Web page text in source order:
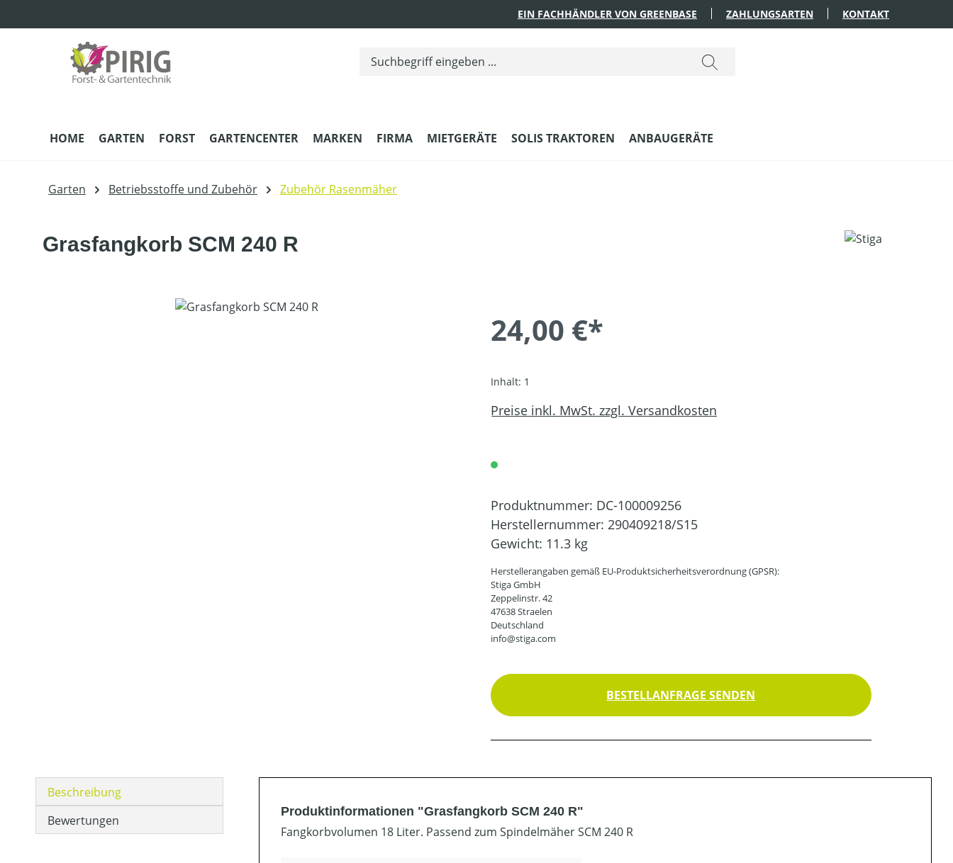
EIN FACHHÄNDLER VON GREENBASE ZAHLUNGSARTEN KONTAKT
HOME GARTEN FORST GARTENCENTER MARKEN FIRMA MIETGERÄTE SOLIS TRAKTOREN ANBAUGERÄTE
Garten Betriebsstoffe und Zubehör Zubehör Rasenmäher
Grasfangkorb SCM 240 R
24,00 €*
Inhalt: 1
Preise inkl. MwSt. zzgl. Versandkosten
Produktnummer: DC-100009256
Herstellernummer: 290409218/S15
Gewicht: 11.3 kg
Herstellerangaben gemäß EU-Produktsicherheitsverordnung (GPSR):
Stiga GmbH
Zeppelinstr. 42
47638 Straelen
Deutschland
info@stiga.com
BESTELLANFRAGE SENDEN
Beschreibung
Bewertungen
Produktinformationen "Grasfangkorb SCM 240 R"
Fangkorbvolumen 18 Liter. Passend zum Spindelmäher SCM 240 R